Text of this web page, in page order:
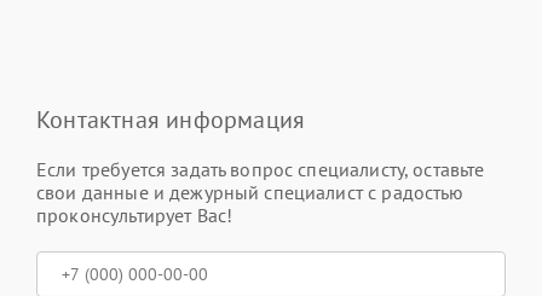
Контактная информация
Если требуется задать вопрос специалисту, оставьте
свои данные и дежурный специалист с радостью
проконсультирует Вас!